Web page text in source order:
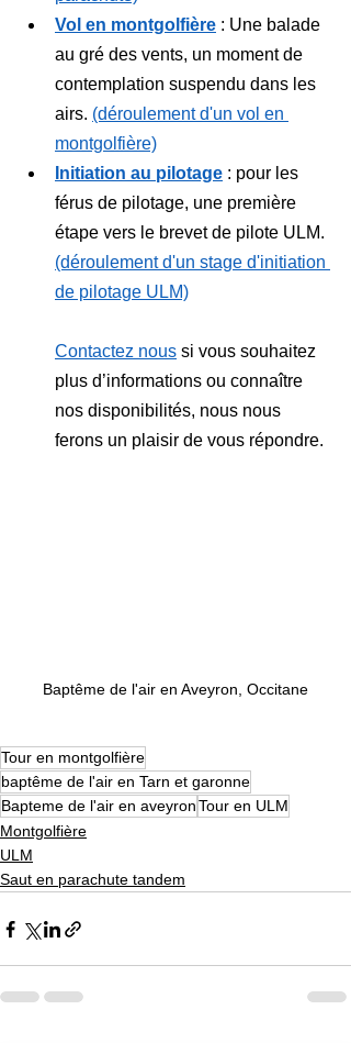
Vol en montgolfière : Une balade
au gré des vents, un moment de
contemplation suspendu dans les
airs. (déroulement d'un vol en
montgolfière)
Initiation au pilotage : pour les
férus de pilotage, une première
étape vers le brevet de pilote ULM.
(déroulement d'un stage d'initiation
de pilotage ULM)
Contactez nous si vous souhaitez
plus d’informations ou connaître
nos disponibilités, nous nous
ferons un plaisir de vous répondre.
Baptême de l'air en Aveyron, Occitane
Tour en montgolfière
baptême de l'air en Tarn et garonne
Bapteme de l'air en aveyronTour en ULM
Montgolfière
ULM
Saut en parachute tandem